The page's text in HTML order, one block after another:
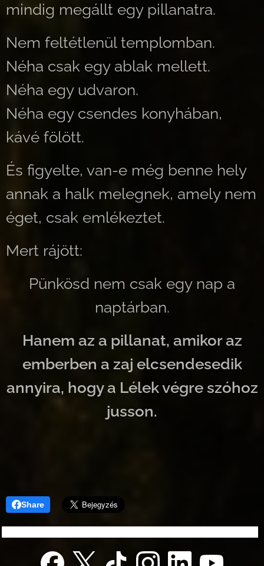
mindig megállt egy pillanatra.
Nem feltétlenül templomban.
Néha csak egy ablak mellett.
Néha egy udvaron.
Néha egy csendes konyhában,
kávé fölött.
És figyelte, van-e még benne hely
annak a halk melegnek, amely nem
éget, csak emlékeztet.
Mert rájött:
Pünkösd nem csak egy nap a
naptárban.
Hanem az a pillanat, amikor az
emberben a zaj elcsendesedik
annyira, hogy a Lélek végre szóhoz
jusson.
Share